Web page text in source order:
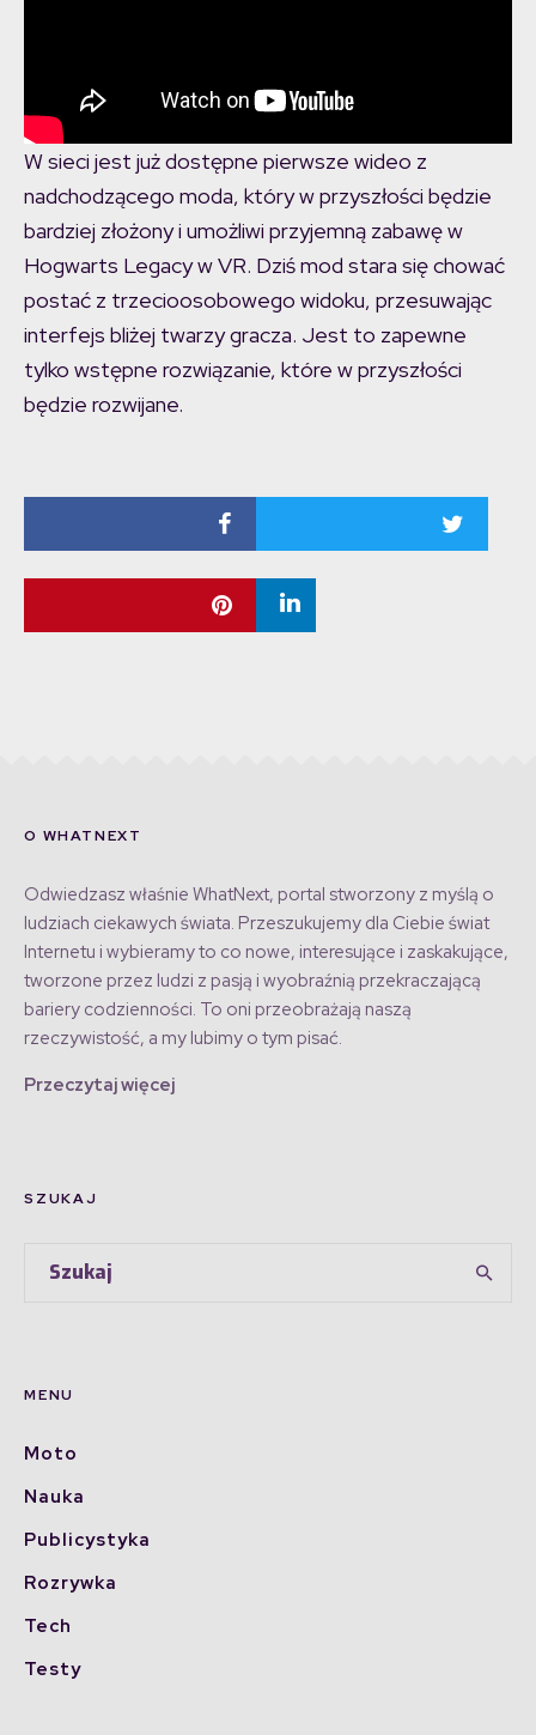
W sieci jest już dostępne pierwsze wideo z
nadchodzącego moda, który w przyszłości będzie
bardziej złożony i umożliwi przyjemną zabawę w
Hogwarts Legacy w VR. Dziś mod stara się chować
postać z trzecioosobowego widoku, przesuwając
interfejs bliżej twarzy gracza. Jest to zapewne
tylko wstępne rozwiązanie, które w przyszłości
będzie rozwijane.
O WHATNEXT
Odwiedzasz właśnie WhatNext, portal stworzony z myślą o
ludziach ciekawych świata. Przeszukujemy dla Ciebie świat
Internetu i wybieramy to co nowe, interesujące i zaskakujące,
tworzone przez ludzi z pasją i wyobraźnią przekraczającą
bariery codzienności. To oni przeobrażają naszą
rzeczywistość, a my lubimy o tym pisać.
Przeczytaj więcej
SZUKAJ
MENU
Moto
Nauka
Publicystyka
Rozrywka
Tech
Testy